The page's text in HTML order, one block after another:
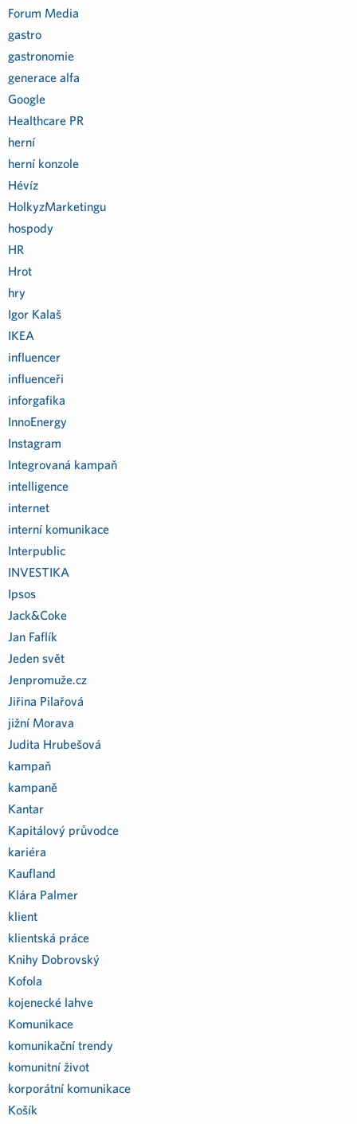
Forum Media
gastro
gastronomie
generace alfa
Google
Healthcare PR
herní
herní konzole
Hévíz
HolkyzMarketingu
hospody
HR
Hrot
hry
Igor Kalaš
IKEA
influencer
influenceři
inforgafika
InnoEnergy
Instagram
Integrovaná kampaň
intelligence
internet
interní komunikace
Interpublic
INVESTIKA
Ipsos
Jack&Coke
Jan Faflík
Jeden svět
Jenpromuže.cz
Jiřina Pilařová
jižní Morava
Judita Hrubešová
kampaň
kampaně
Kantar
Kapitálový průvodce
kariéra
Kaufland
Klára Palmer
klient
klientská práce
Knihy Dobrovský
Kofola
kojenecké lahve
Komunikace
komunikační trendy
komunitní život
korporátní komunikace
Košík